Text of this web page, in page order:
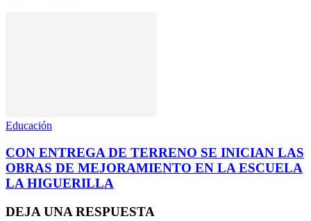
Educación
CON ENTREGA DE TERRENO SE INICIAN LAS
OBRAS DE MEJORAMIENTO EN LA ESCUELA
LA HIGUERILLA
DEJA UNA RESPUESTA